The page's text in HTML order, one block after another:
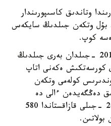
وتاندىق كاسىپورىندار
بۇل وتكەن جىلدىڭ سايكەس
سونىمەن قاتار، زەرتتەۋدە بۇل 2015 -جىلدان بەرى جىلدىڭ
كورسەتكىش ەكەنى اتاپ
كولەمى وتكەن
دەڭگەيدەن ءالى دە
ايتارلىقتاي تومەن. ماسەلەن، 2013 -جىلى قازاقستاندا 580
بولاتىن.